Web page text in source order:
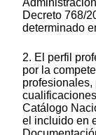
Decreto 768/
determinado
2. El perfil
por la
Catálogo
el incluido en